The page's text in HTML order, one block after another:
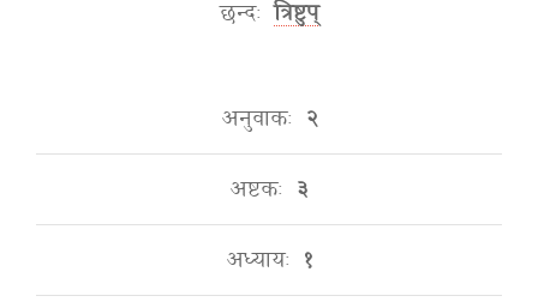
छन्दः त्रिष्टुप्
अनुवाकः २
अष्टकः ३
अध्यायः १